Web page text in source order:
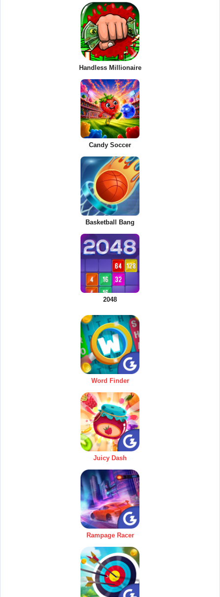
Handless Millionaire
Candy Soccer
Basketball Bang
2048
Word Finder
Juicy Dash
Rampage Racer